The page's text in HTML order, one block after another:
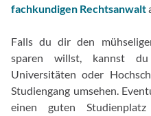
fachkundigen Rechtsanwalt
Falls du dir den
sparen willst, kannst
Universitäten oder
Studiengang umsehen.
einen guten